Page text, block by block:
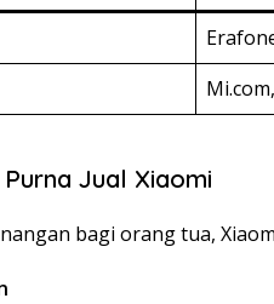
Jual Xiaomi
bagi orang tua,